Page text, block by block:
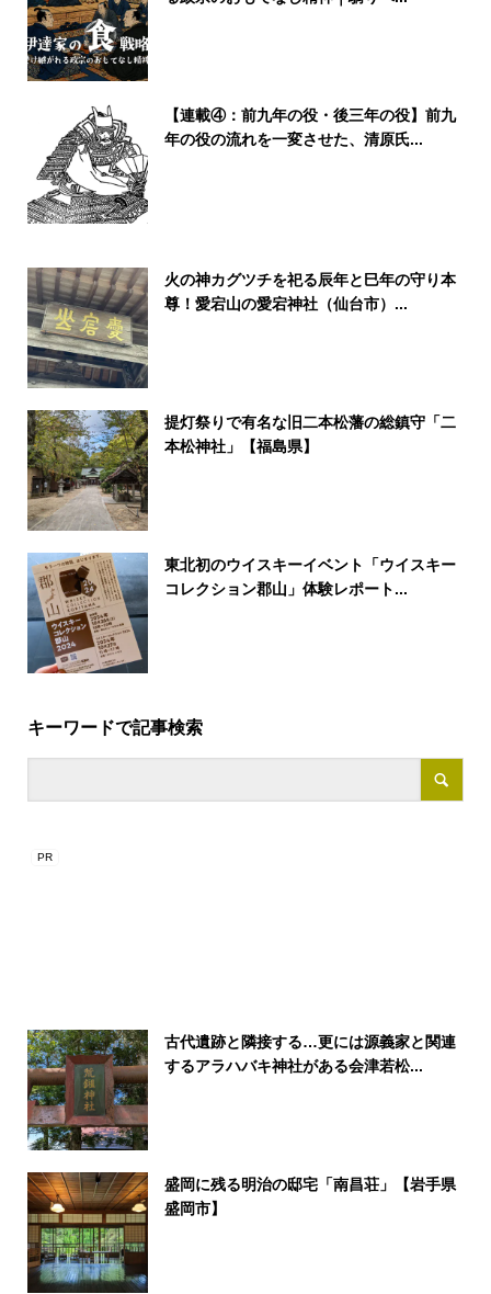
【連載④：前九年の役・後三年の役】前九
年の役の流れを一変させた、清原氏...
火の神カグツチを祀る辰年と巳年の守り本
尊！愛宕山の愛宕神社（仙台市）...
提灯祭りで有名な旧二本松藩の総鎮守「二
本松神社」【福島県】
東北初のウイスキーイベント「ウイスキー
コレクション郡山」体験レポート...
キーワードで記事検索
古代遺跡と隣接する…更には源義家と関連
するアラハバキ神社がある会津若松...
盛岡に残る明治の邸宅「南昌荘」【岩手県
盛岡市】